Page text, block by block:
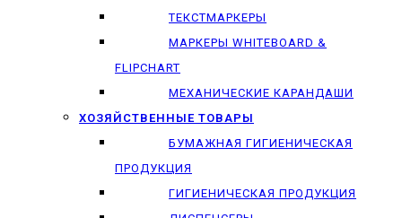
ТЕКСТМАРКЕРЫ
МАРКЕРЫ WHITEBOARD &
FLIPCHART
МЕХАНИЧЕСКИЕ КАРАНДАШИ
ХОЗЯЙСТВЕННЫЕ ТОВАРЫ
БУМАЖНАЯ ГИГИЕНИЧЕСКАЯ
ПРОДУКЦИЯ
ГИГИЕНИЧЕСКАЯ ПРОДУКЦИЯ